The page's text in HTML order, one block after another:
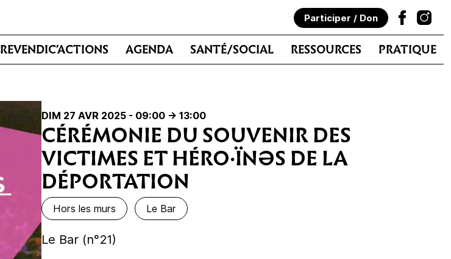
REVENDIC’ACTIONS AGENDA SANTÉ/SOCIAL RESSOURCES PRATIQUE
Participer / Don
DIM 27 AVR 2025 - 09:00 -> 13:00
CÉRÉMONIE DU SOUVENIR DES
VICTIMES ET HÉRO·ÏNƏS DE LA
DÉPORTATION
Hors les murs Le Bar
Le Bar (n°21)